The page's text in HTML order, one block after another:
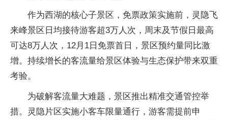
作为西湖的核心子景区，免票政策实施前，灵隐飞
来峰景区日均接待游客超3万人次，周末及节假日最高
可达8万人次，12月1日免票首日，景区预约量同比激
增。持续增长的客流量给景区体验与生态保护带来双重
考验。
为破解客流量大难题，景区推出精准交通管控举
措。灵隐片区实施小客车限量通行，游客需提前申